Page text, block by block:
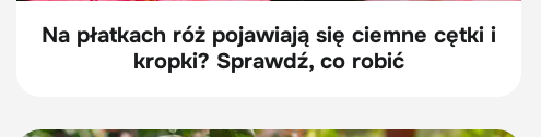
Na płatkach róż pojawiają się ciemne cętki i
kropki? Sprawdź, co robić